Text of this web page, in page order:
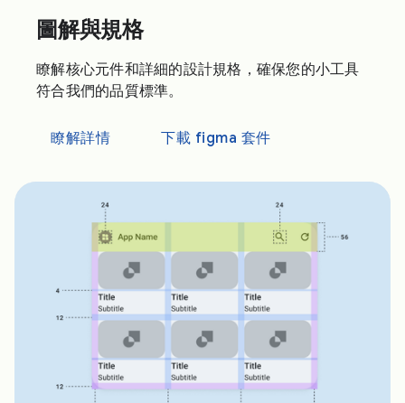
圖解與規格
瞭解核心元件和詳細的設計規格，確保您的小工具
符合我們的品質標準。
瞭解詳情 下載 figma 套件